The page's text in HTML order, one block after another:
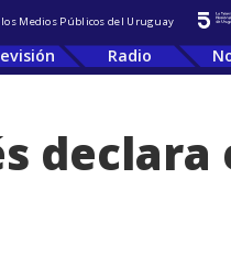
los Medios Públicos del Uruguay
Radio
declara